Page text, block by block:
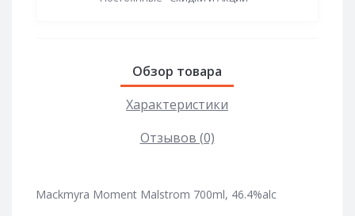
Обзор товара
Характеристики
Отзывов (0)
Mackmyra Moment Malstrom 700ml, 46.4%alc